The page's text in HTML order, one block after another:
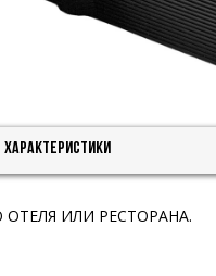
Характеристики
ИЛИ РЕСТОРАНА.